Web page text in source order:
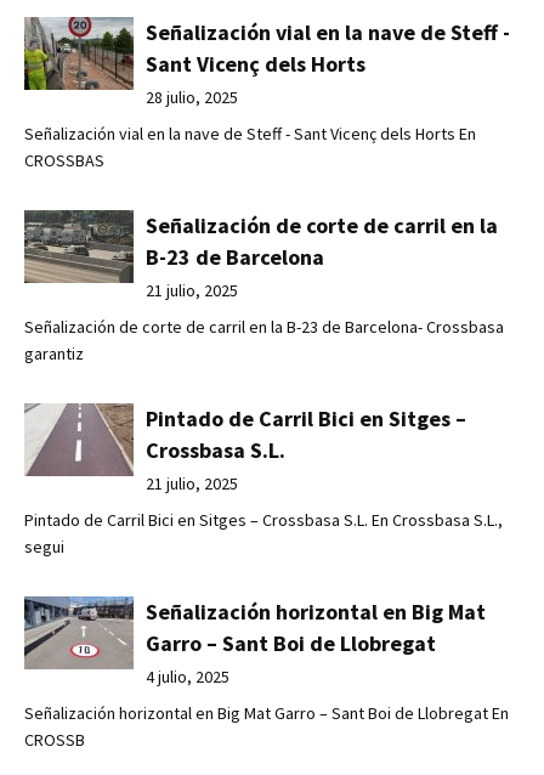
Señalización vial en la nave de Steff -
Sant Vicenç dels Horts
28 julio, 2025
Señalización vial en la nave de Steff - Sant Vicenç dels Horts En
CROSSBAS
Señalización de corte de carril en la
B-23 de Barcelona
21 julio, 2025
Señalización de corte de carril en la B-23 de Barcelona- Crossbasa
garantiz
Pintado de Carril Bici en Sitges –
Crossbasa S.L.
21 julio, 2025
Pintado de Carril Bici en Sitges – Crossbasa S.L. En Crossbasa S.L.,
segui
Señalización horizontal en Big Mat
Garro – Sant Boi de Llobregat
4 julio, 2025
Señalización horizontal en Big Mat Garro – Sant Boi de Llobregat En
CROSSB